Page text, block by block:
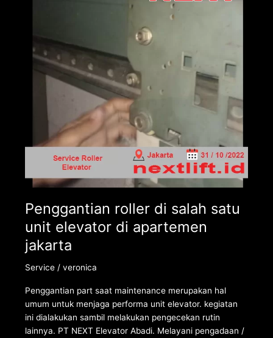
Penggantian roller di salah satu
unit elevator di apartemen
jakarta
Service/ veronica
Penggantian part saat maintenance merupakan hal
umum untuk menjaga performa unit elevator. kegiatan
ini dialakukan sambil melakukan pengecekan rutin
lainnya. PT NEXT Elevator Abadi. Melayani pengadaan /
elevator
apartemen